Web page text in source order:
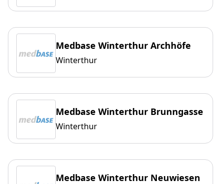
Medbase Winterthur Archhöfe
Winterthur
Medbase Winterthur Brunngasse
Winterthur
Medbase Winterthur Neuwiesen